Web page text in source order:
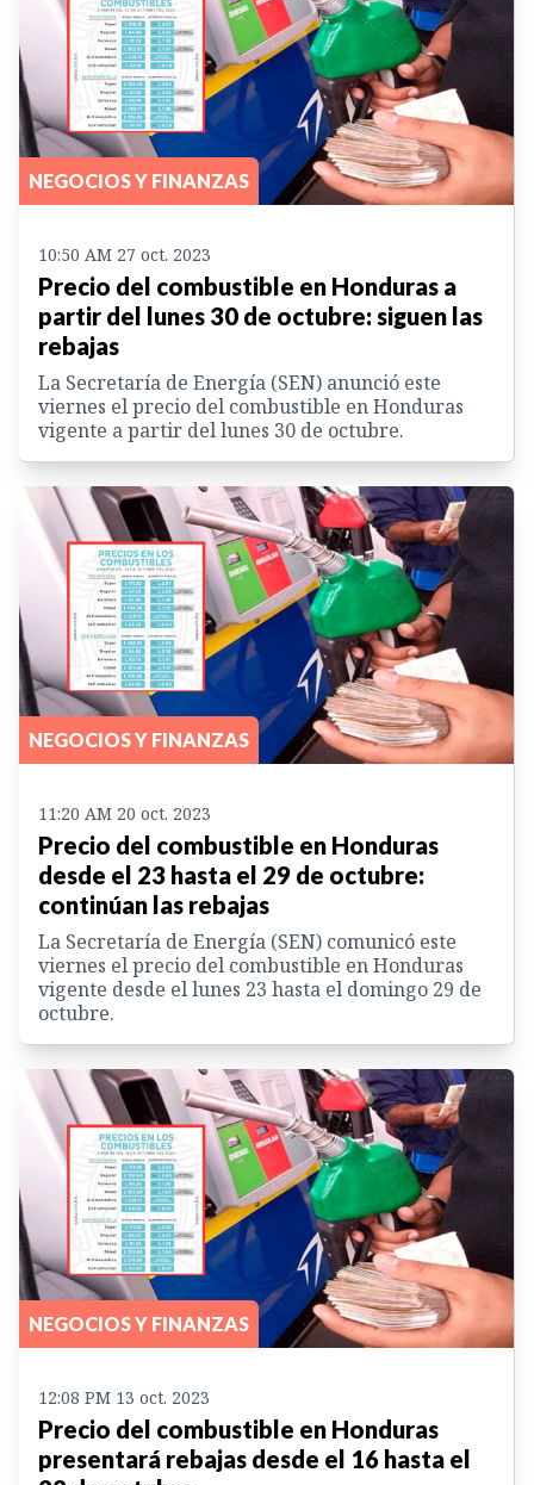
NEGOCIOS Y FINANZAS
10:50 AM 27 oct. 2023
Precio del combustible en Honduras a
partir del lunes 30 de octubre: siguen las
rebajas
La Secretaría de Energía (SEN) anunció este
viernes el precio del combustible en Honduras
vigente a partir del lunes 30 de octubre.
NEGOCIOS Y FINANZAS
11:20 AM 20 oct. 2023
Precio del combustible en Honduras
desde el 23 hasta el 29 de octubre:
continúan las rebajas
La Secretaría de Energía (SEN) comunicó este
viernes el precio del combustible en Honduras
vigente desde el lunes 23 hasta el domingo 29 de
octubre.
NEGOCIOS Y FINANZAS
12:08 PM 13 oct. 2023
Precio del combustible en Honduras
presentará rebajas desde el 16 hasta el